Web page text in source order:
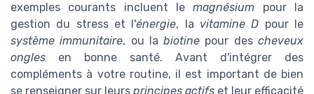
exemples courants incluent lemagnésium pour la
gestion du stress et l'énergie, la vitamine D pour le
système immunitaire, ou labiotine pour descheveux
ongles en bonne santé. Avant d'intégrer des
compléments à votre routine, il est important de bien
se renseigner sur leurs principes actifs et leur efficacité